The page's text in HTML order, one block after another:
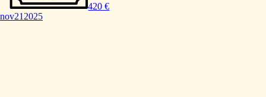
420 €
nov212025